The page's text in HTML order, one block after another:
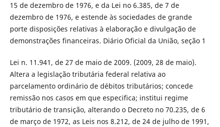
15 de dezembro de 1976, e da Lei no 6.385, de 7 de
dezembro de 1976, e estende às sociedades de grande
porte disposições relativas à elaboração e divulgação de
demonstrações financeiras. Diário Oficial da União, seção 1
Lei n. 11.941, de 27 de maio de 2009. (2009, 28 de maio).
Altera a legislação tributária federal relativa ao
parcelamento ordinário de débitos tributários; concede
remissão nos casos em que especifica; institui regime
tributário de transição, alterando o Decreto no 70.235, de 6
de março de 1972, as Leis nos 8.212, de 24 de julho de 1991,